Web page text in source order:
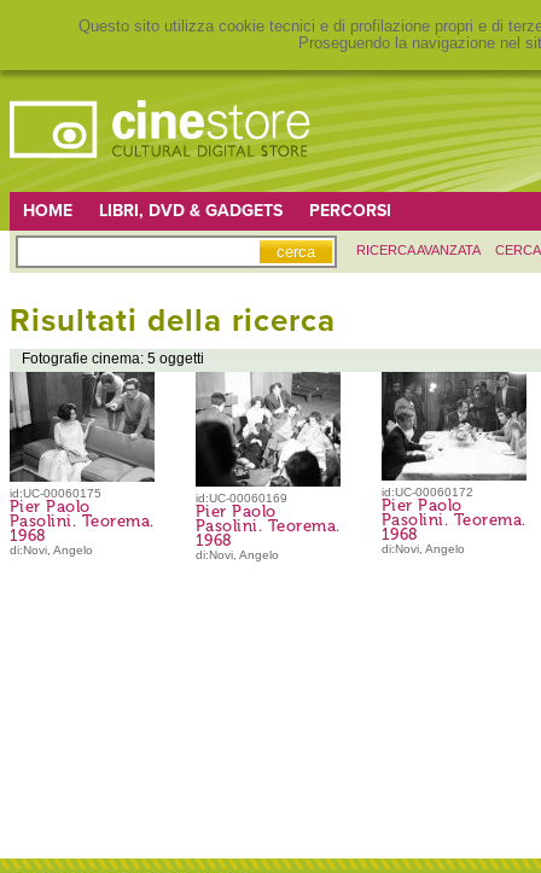
Questo sito utilizza cookie tecnici e di profilazione propri e di
Proseguendo la navigazione nel
HOME LIBRI, DVD & GADGETS PERCORSI
RICERCA AVANZATA
Risultati della ricerca
Fotografie cinema: 5 oggetti
id:UC-00060175
Pier Paolo
Pasolini. Teorema.
1968
di:Novi, Angelo
id:UC-00060169
Pier Paolo
Pasolini. Teorema.
1968
di:Novi, Angelo
id:UC-00060172
Pier Paolo
Pasolini. Teorema.
1968
di:Novi, Angelo